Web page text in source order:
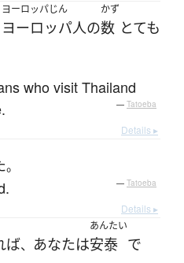
ヨーロッパじん
ヨーロッパ人の
かず
数 とても
who visit Thailand
— Tatoeba
Details ▸
。
— Tatoeba
Details ▸
ば、 あなたは
あんたい
安泰 で